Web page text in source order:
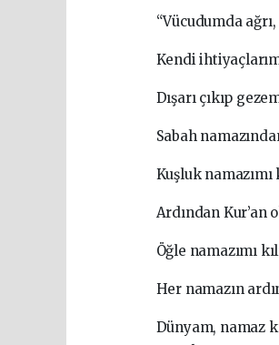
“Vücudumda
Kendi
Dışarı çıkıp
Sabah
Kuşluk namazımı
Ardından Kur’an
Öğle namazımı
Her namazın
Dünyam, namaz